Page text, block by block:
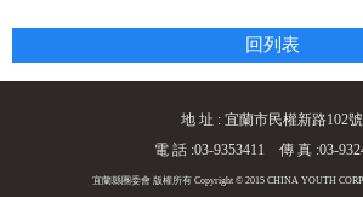
回列表
地 址 : 宜蘭市民權新路102號
電 話 :03-9353411 傳 真 :03-
宜蘭縣團委會 版權所有 Copyright © 2015 CHINA YOUTH